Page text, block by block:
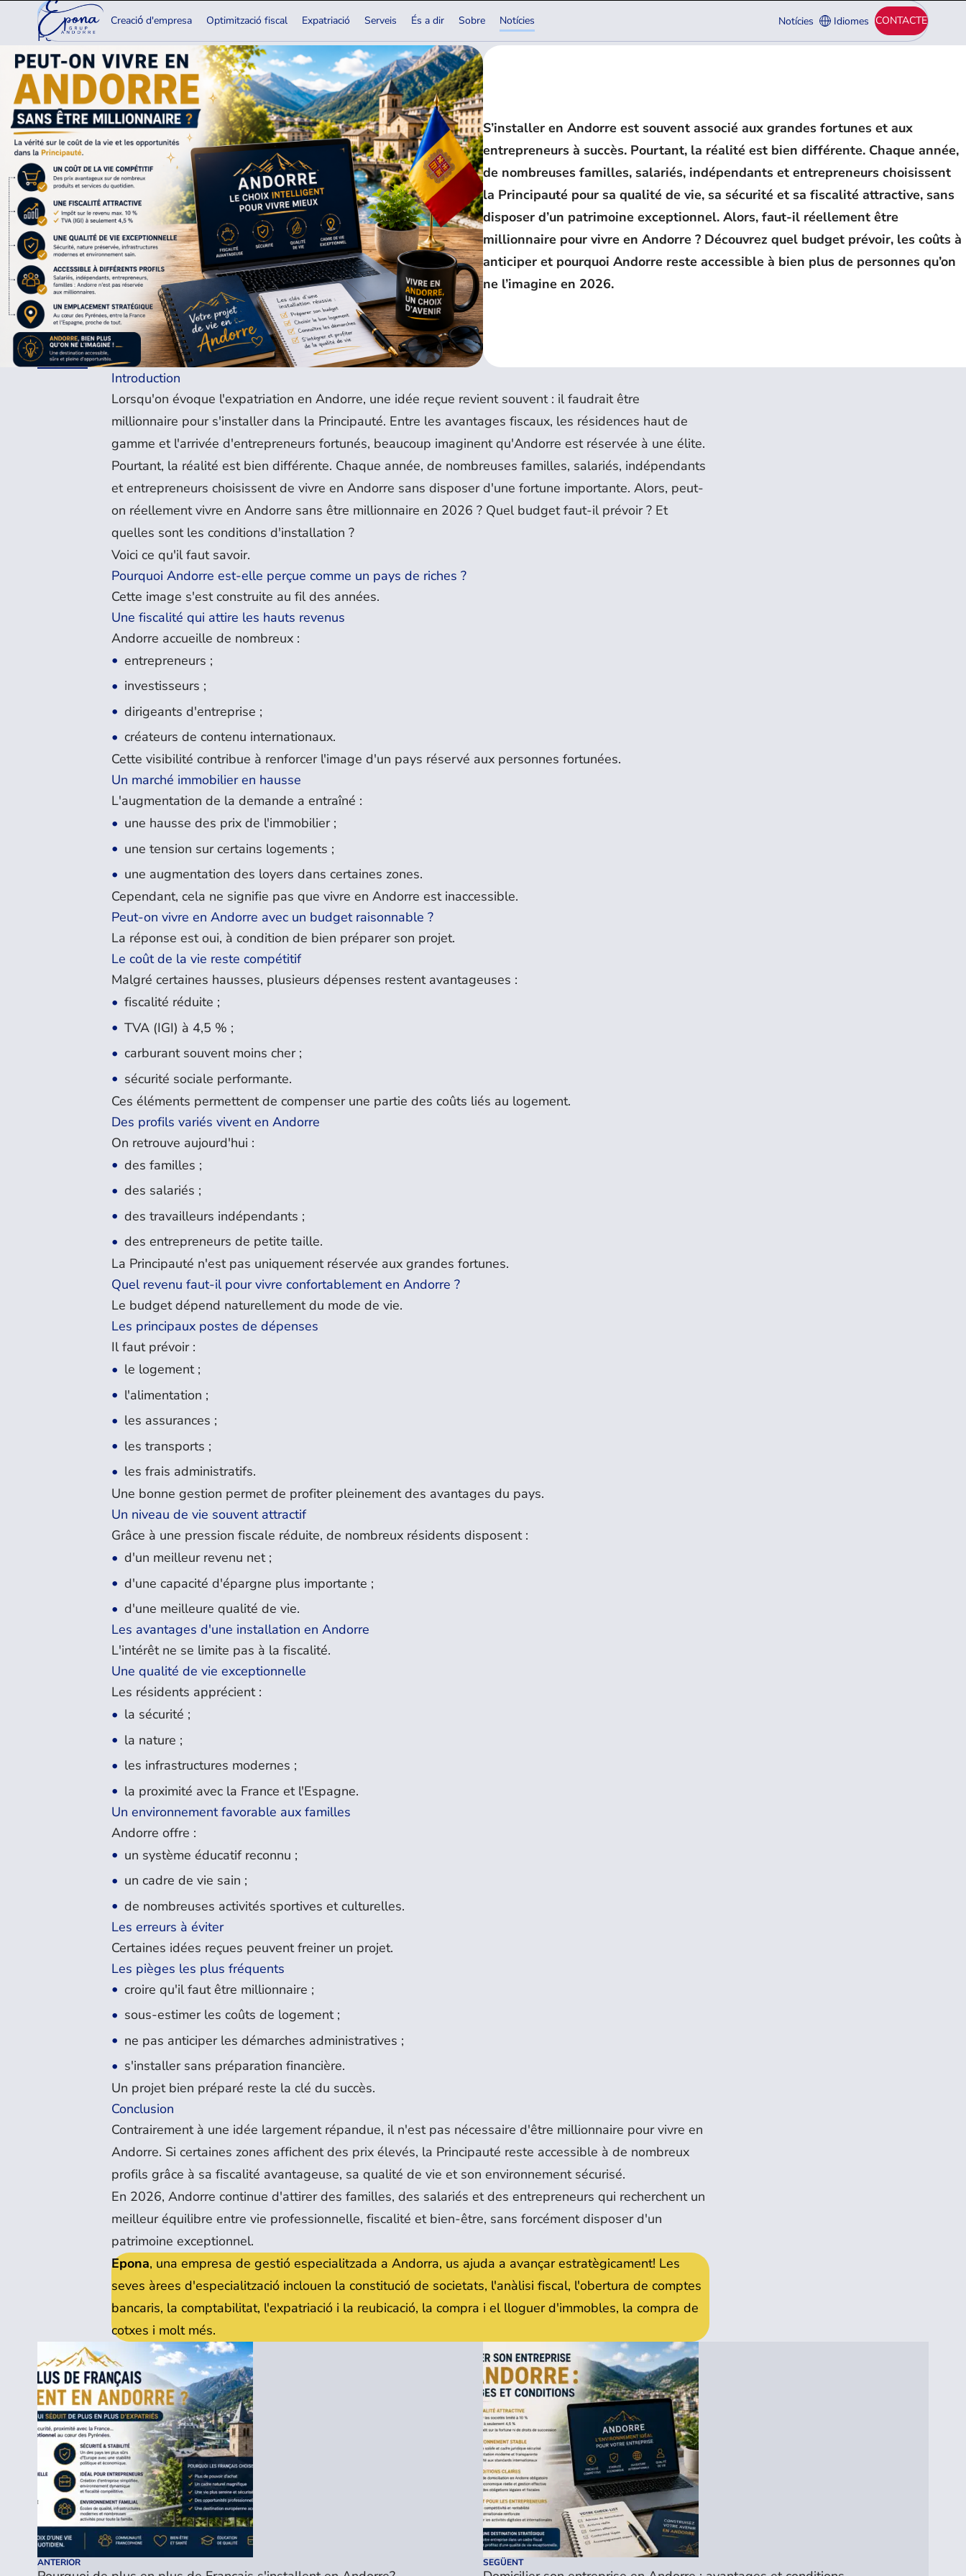
Creaciо́ d'empresa Optimització fiscal Expatriació Serveis És a dir Sobre Notícies Notícies Idiomes CONTACTE
15.06.2026
Peut-on vivre en Andorre sans être millionnaire ?
S’installer en Andorre est souvent associé aux grandes fortunes et aux
entrepreneurs à succès. Pourtant, la réalité est bien différente. Chaque année,
de nombreuses familles, salariés, indépendants et entrepreneurs choisissent
la Principauté pour sa qualité de vie, sa sécurité et sa fiscalité attractive, sans
disposer d’un patrimoine exceptionnel. Alors, faut-il réellement être
millionnaire pour vivre en Andorre ? Découvrez quel budget prévoir, les coûts à
anticiper et pourquoi Andorre reste accessible à bien plus de personnes qu’on
ne l’imagine en 2026.
Introduction
Lorsqu'on évoque l'expatriation en Andorre, une idée reçue revient souvent : il faudrait être
millionnaire pour s'installer dans la Principauté. Entre les avantages fiscaux, les résidences haut de
gamme et l'arrivée d'entrepreneurs fortunés, beaucoup imaginent qu'Andorre est réservée à une élite.
Pourtant, la réalité est bien différente. Chaque année, de nombreuses familles, salariés, indépendants
et entrepreneurs choisissent de vivre en Andorre sans disposer d'une fortune importante. Alors, peut-
on réellement vivre en Andorre sans être millionnaire en 2026 ? Quel budget faut-il prévoir ? Et
quelles sont les conditions d'installation ?
Voici ce qu'il faut savoir.
Pourquoi Andorre est-elle perçue comme un pays de riches ?
Cette image s'est construite au fil des années.
Une fiscalité qui attire les hauts revenus
Andorre accueille de nombreux :
entrepreneurs ;
investisseurs ;
dirigeants d'entreprise ;
créateurs de contenu internationaux.
Cette visibilité contribue à renforcer l'image d'un pays réservé aux personnes fortunées.
Un marché immobilier en hausse
L'augmentation de la demande a entraîné :
une hausse des prix de l'immobilier ;
une tension sur certains logements ;
une augmentation des loyers dans certaines zones.
Cependant, cela ne signifie pas que vivre en Andorre est inaccessible.
Peut-on vivre en Andorre avec un budget raisonnable ?
La réponse est oui, à condition de bien préparer son projet.
Le coût de la vie reste compétitif
Malgré certaines hausses, plusieurs dépenses restent avantageuses :
fiscalité réduite ;
TVA (IGI) à 4,5 % ;
carburant souvent moins cher ;
sécurité sociale performante.
Ces éléments permettent de compenser une partie des coûts liés au logement.
Des profils variés vivent en Andorre
On retrouve aujourd'hui :
des familles ;
des salariés ;
des travailleurs indépendants ;
des entrepreneurs de petite taille.
La Principauté n'est pas uniquement réservée aux grandes fortunes.
Quel revenu faut-il pour vivre confortablement en Andorre ?
Le budget dépend naturellement du mode de vie.
Les principaux postes de dépenses
Il faut prévoir :
le logement ;
l'alimentation ;
les assurances ;
les transports ;
les frais administratifs.
Une bonne gestion permet de profiter pleinement des avantages du pays.
Un niveau de vie souvent attractif
Grâce à une pression fiscale réduite, de nombreux résidents disposent :
d'un meilleur revenu net ;
d'une capacité d'épargne plus importante ;
d'une meilleure qualité de vie.
Les avantages d'une installation en Andorre
L'intérêt ne se limite pas à la fiscalité.
Une qualité de vie exceptionnelle
Les résidents apprécient :
la sécurité ;
la nature ;
les infrastructures modernes ;
la proximité avec la France et l'Espagne.
Un environnement favorable aux familles
Andorre offre :
un système éducatif reconnu ;
un cadre de vie sain ;
de nombreuses activités sportives et culturelles.
Les erreurs à éviter
Certaines idées reçues peuvent freiner un projet.
Les pièges les plus fréquents
croire qu'il faut être millionnaire ;
sous-estimer les coûts de logement ;
ne pas anticiper les démarches administratives ;
s'installer sans préparation financière.
Un projet bien préparé reste la clé du succès.
Conclusion
Contrairement à une idée largement répandue, il n'est pas nécessaire d'être millionnaire pour vivre en
Andorre. Si certaines zones affichent des prix élevés, la Principauté reste accessible à de nombreux
profils grâce à sa fiscalité avantageuse, sa qualité de vie et son environnement sécurisé.
En 2026, Andorre continue d'attirer des familles, des salariés et des entrepreneurs qui recherchent un
meilleur équilibre entre vie professionnelle, fiscalité et bien-être, sans forcément disposer d'un
patrimoine exceptionnel.
Epona, una empresa de gestió especialitzada a Andorra, us ajuda a avançar estratègicament! Les
seves àrees d'especialització inclouen la constitució de societats, l'anàlisi fiscal, l'obertura de comptes
bancaris, la comptabilitat, l'expatriació i la reubicació, la compra i el lloguer d'immobles, la compra de
cotxes i molt més.
ANTERIOR SEGÜENT